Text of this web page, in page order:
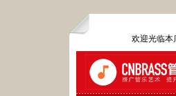
欢迎光临